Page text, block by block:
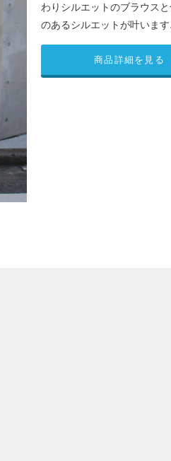
わりシルエットのブラウス
のあるシルエットが叶います
商品詳細を見る